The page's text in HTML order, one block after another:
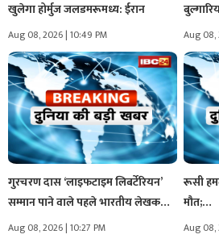
खुलेगा होर्मुज जलडमरूमध्य: ईरान
Aug 08, 2026 | 10:49 PM Aug 08,
गुरचरण दास ‘लाइफटाइम लिबर्टेरियन’
सम्मान पाने वाले पहले भारतीय लेखक…
Aug 08, 2026 | 10:27 PM
रूसी
मौत;…
Aug 08,